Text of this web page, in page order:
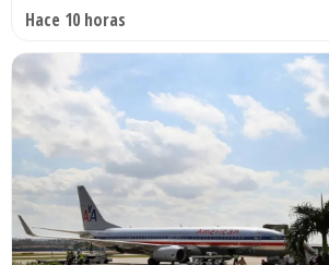
Hace 10 horas